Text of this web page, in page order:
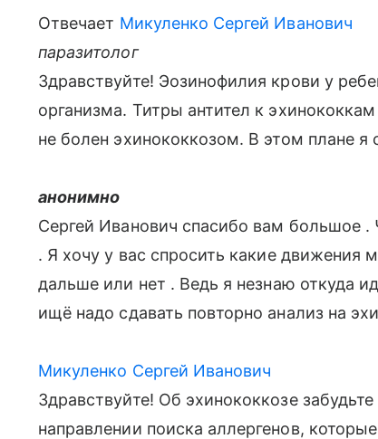
Отвечает Микуленко Сергей Иванович
паразитолог
Здравствуйте! Эозинофилия крови у
организма. Титры антител к
не болен эхинококкозом. В этом плане
анонимно
Сергей Иванович спасибо вам большое
. Я хочу у вас спросить какие движения
дальше или нет . Ведь я незнаю откуда
ищё надо сдавать повторно анализ на
Микуленко Сергей Иванович
Здравствуйте! Об эхинококкозе
направлении поиска аллергенов,